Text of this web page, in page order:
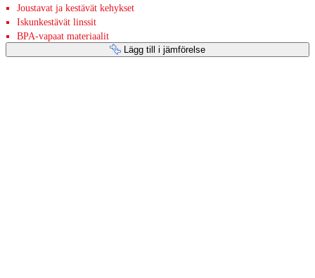
Joustavat ja kestävät kehykset
Iskunkestävät linssit
BPA-vapaat materiaalit
Lägg till i jämförelse